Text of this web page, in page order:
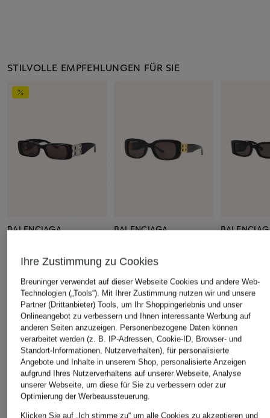
STILVOLLE EMPFEHLUNGEN FÜR SIE
BALENCIAGA
CHF 329
Ursprünglich:
BALENCIAGA
CHF 460
ÄHNLICHE ARTIKEL ENTDECKEN
Ihre Zustimmung zu Cookies
Breuninger verwendet auf dieser Webseite Cookies und andere Web-
Technologien („Tools“). Mit Ihrer Zustimmung nutzen wir und unsere
Partner (Drittanbieter) Tools, um Ihr Shoppingerlebnis und unser
Onlineangebot zu verbessern und Ihnen interessante Werbung auf
anderen Seiten anzuzeigen. Personenbezogene Daten können
verarbeitet werden (z. B. IP-Adressen, Cookie-ID, Browser- und
Standort-Informationen, Nutzerverhalten), für personalisierte
Angebote und Inhalte in unserem Shop, personalisierte Anzeigen
aufgrund Ihres Nutzerverhaltens auf unserer Webseite, Analyse
unserer Webseite, um diese für Sie zu verbessern oder zur
Optimierung der Werbeaussteuerung.
Klicken Sie auf „Ich stimme zu“ um alle Cookies zu akzeptieren und